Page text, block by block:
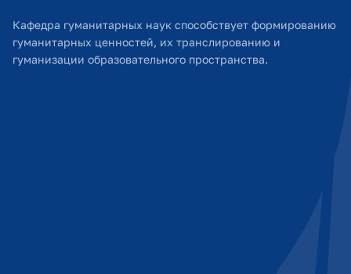
Кафедра гуманитарных наук способствует формированию
гуманитарных ценностей, их транслированию и
гуманизации образовательного пространства.​​​